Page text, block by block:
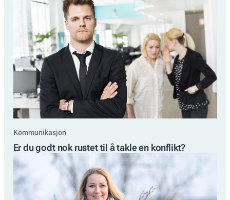
Kommunikasjon
Er du godt nok rustet til å takle en konflikt?